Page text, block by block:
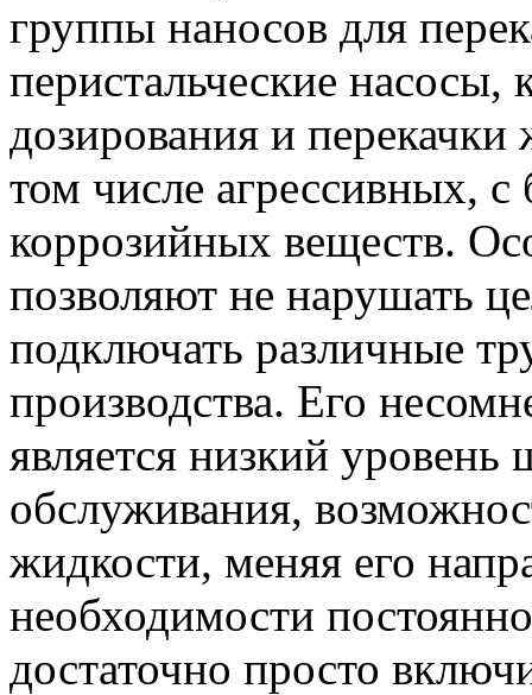
группы наносов для
перистальческие насосы,
дозирования и
том числе агрессивных,
коррозийных веществ.
позволяют не нарушать
подключать различные
производства. Его
является низкий
обслуживания,
жидкости, меняя его
необходимости
достаточно просто